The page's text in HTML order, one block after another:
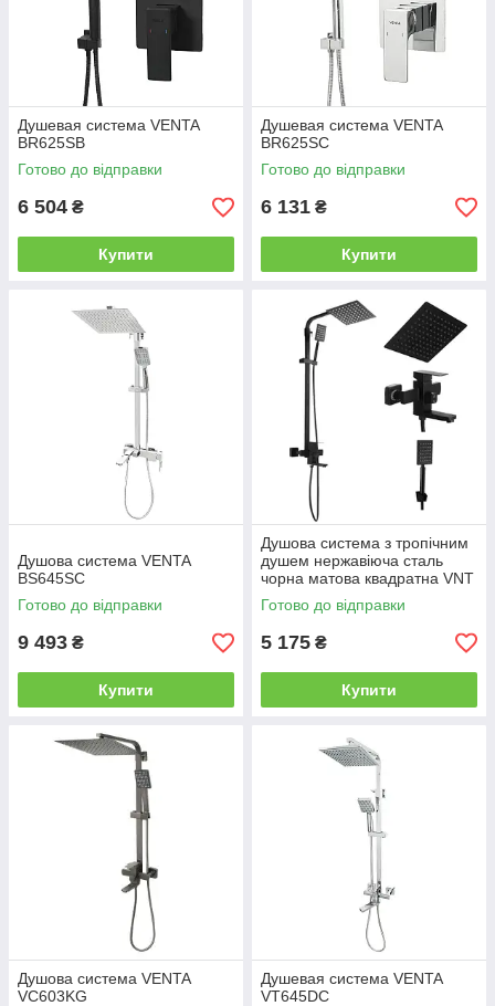
Душевая система VENTA
BR625SB
Готово до відправки
6 504 ₴
Купити
Душевая система VENTA
BR625SC
Готово до відправки
6 131 ₴
Купити
Душова система VENTA
BS645SC
Готово до відправки
9 493 ₴
Купити
Душова система з тропічним
душем нержавіюча сталь
чорна матова квадратна VNT
Чехія
Готово до відправки
5 175 ₴
Купити
Душова система VENTA
VC603KG
Душевая система VENTA
VT645DC